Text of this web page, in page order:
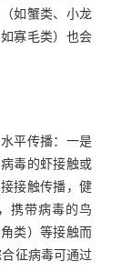
如蟹类、小龙
寡毛类）也会
平传播：一是
毒的虾接触或
接触传播，健
携带病毒的鸟
类）等接触而
征病毒可通过